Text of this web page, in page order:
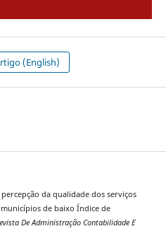
(English)
da qualidade dos serviços
de baixo Índice de
De Administração Contabilidade E